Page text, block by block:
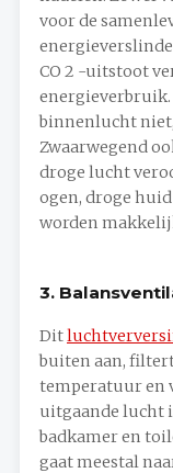
voor de
CO 2 -uitstoot
energieverbruik.
binnenlucht
Zwaarwegend
droge lucht
ogen, droge
worden
3.
Dit
buiten aan,
temperatuur en
uitgaande lucht
badkamer en
gaat meestal